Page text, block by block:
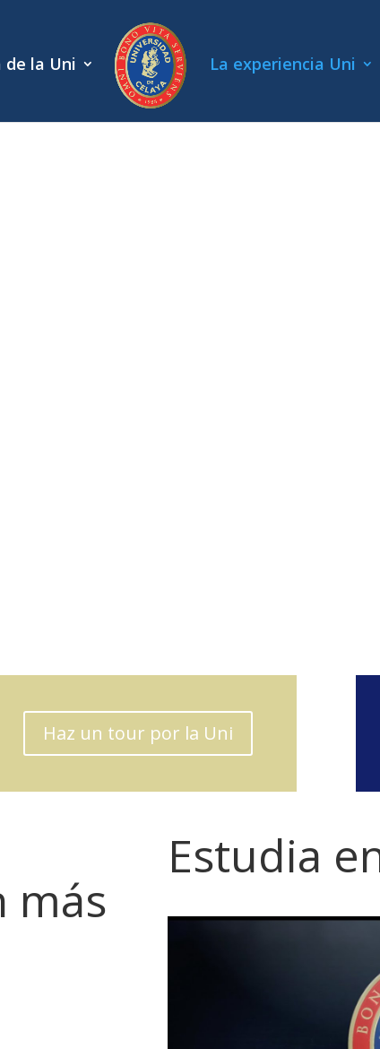
de la Uni La experiencia Uni
Haz un tour por la Uni
más
Estudia